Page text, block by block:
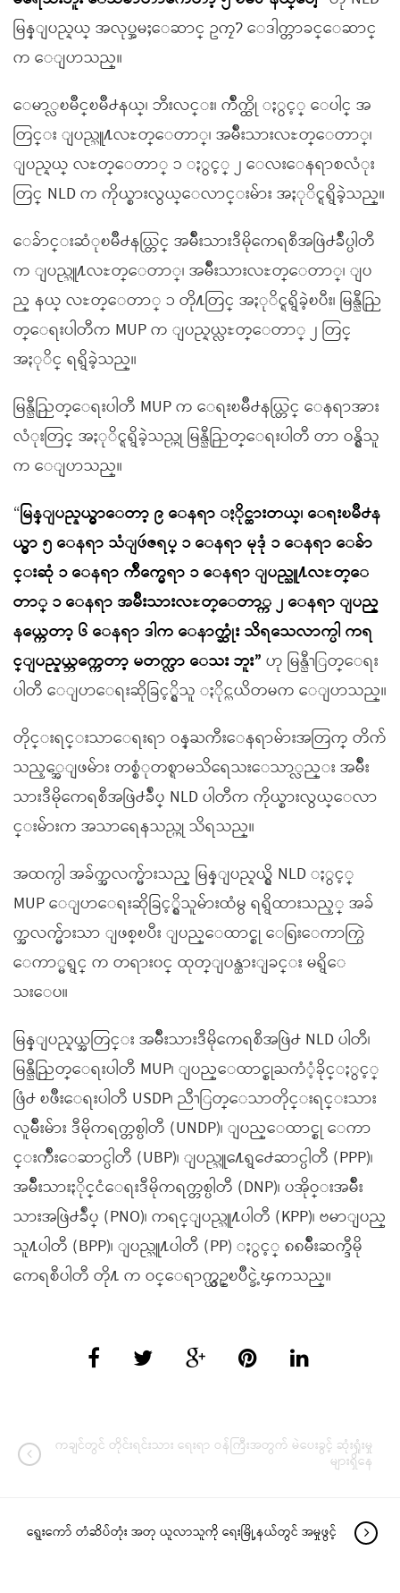
မြန္ျပည္နယ္ အလုပ္အမႈေဆာင္ ဥကၠ႒ ေဒါက္တာခင္ေဆာင္
က ေျပာသည္။
ေမာ္လၿမိဳင္ၿမိဳ႕နယ္၊ ဘီးလင္း၊ က်ိဳက္ထို ႏွင့္ ေပါင္ အ
တြင္း ျပည္သူ႔လႊတ္ေတာ္၊ အမ်ိဳးသားလႊတ္ေတာ္၊
ျပည္နယ္ လႊတ္ေတာ္ ၁ ႏွင့္ ၂ ေလးေနရာစလံုး
တြင္ NLD က ကိုယ္စားလွယ္ေလာင္းမ်ား အႏုိင္ရရွိခဲ့သည္။
ေခ်ာင္းဆံုၿမိဳ႕နယ္တြင္ အမ်ိဳးသားဒီမိုကေရစီအဖြဲ႕ခ်ဳပ္ပါတီ
က ျပည္သူ႔လႊတ္ေတာ္၊ အမ်ိဳးသားလႊတ္ေတာ္၊ ျပ
ည္ နယ္ လႊတ္ေတာ္ ၁ တို႔တြင္ အႏုိင္ရရွိခဲ့ၿပီး၊ မြန္ညီညြ
တ္ေရးပါတီက MUP က ျပည္နယ္လႊတ္ေတာ္ ၂ တြင္
အႏုိင္ ရရွိခဲ့သည္။
မြန္ညီညြတ္ေရးပါတီ MUP က ေရးၿမိဳ႕နယ္တြင္ ေနရာအား
လံုးတြင္ အႏုိင္ရရွိခဲ့သည္ဟု မြန္ညီညြတ္ေရးပါတီ တာ ဝန္ရွိသူ
က ေျပာသည္။
“မြန္ျပည္နယ္မွာေတာ့ ၉ ေနရာ ႏိုင္ထားတယ္၊ ေရးၿမိဳ႕န
ယ္မွာ ၅ ေနရာ သံျဖဴဇရပ္ ၁ ေနရာ မုဒုံ ၁ ေနရာ ေခ်ာ
င္းဆုံ ၁ ေနရာ က်ိဳက္မေရာ ၁ ေနရာ ျပည္သူ႔လႊတ္ေ
တာ္ ၁ ေနရာ အမ်ိဳးသားလႊတ္ေတာ္က ၂ ေနရာ ျပည္
နယ္ကေတာ့ ၆ ေနရာ ဒါက ေနာက္ဆုံး သိရသေလာက္ပါ ကရ
င္ျပည္နယ္ဘက္ကေတာ့ မတက္လာ ေသး ဘူး” ဟု မြန္ညီၫြတ္ေရး
ပါတီ ေျပာေရးဆိုခြင့္ရွိသူ ႏိုင္လယိတမက ေျပာသည္။
တိုင္းရင္းသာေရးရာ ဝန္ႀကီးေနရာမ်ားအတြက္ တိက်
သည့္အေျဖမ်ား တစ္စံုတစ္ရာမသိရေသးေသာ္လည္း အမ်ိဳး
သားဒီမိုကေရစီအဖြဲ႕ခ်ဳပ္ NLD ပါတီက ကိုယ္စားလွယ္ေလာ
င္းမ်ားက အသာရေနသည္ဟု သိရသည္။
အထက္ပါ အခ်က္အလက္မ်ားသည္ မြန္ျပည္နယ္ရွိ NLD ႏွင့္
MUP ေျပာေရးဆိုခြင့္ရွိသူမ်ားထံမွ ရရွိထားသည့္ အခ်
က္အလက္မ်ားသာ ျဖစ္ၿပီး ျပည္ေထာင္စု ေရြးေကာက္ပြဲ
ေကာ္မရွင္ က တရား၀င္ ထုတ္ျပန္ထားျခင္း မရွိေ
သးေပ။
မြန္ျပည္နယ္အတြင္း အမ်ိဳးသားဒီမိုကေရစီအဖြဲ႕ NLD ပါတီ၊
မြန္ညီညြတ္ေရးပါတီ MUP၊ ျပည္ေထာင္စုႀကံံ့ခိုင္ႏွင့္
ဖြံ႕ ၿဖိဳးေရးပါတီ USDP၊ ညီၫြတ္ေသာတိုင္းရင္းသား
လူမ်ိဳးမ်ား ဒီမိုကရက္တစ္ပါတီ (UNDP)၊ ျပည္ေထာင္စု ေကာ
င္းက်ိဳးေဆာင္ပါတီ (UBP)၊ ျပည္သူ႔ေရွ႕ေဆာင္ပါတီ (PPP)၊
အမ်ိဳးသားႏိုင္ငံေရးဒီမိုကရက္တစ္ပါတီ (DNP)၊ ပအိုဝ္းအမ်ိဳး
သားအဖြဲ႕ခ်ဳပ္ (PNO)၊ ကရင္ျပည္သူ႔ပါတီ (KPP)၊ ဗမာျပည္
သူ႔ပါတီ (BPP)၊ ျပည္သူ႔ပါတီ (PP) ႏွင့္ ၈၈မ်ိဳးဆက္ဒီမို
ကေရစီပါတီ တို႔ က ဝင္ေရာက္ယွဥ္ၿပိဳင္ခဲ့ၾကသည္။
ကချင်တွင် တိုင်းရင်းသား ရေးရာ ဝန်ကြီးအတွက် မဲပေးခွင့် ဆုံးရှုံးမှု
များရှိနေ
ရွေးကော် တံဆိပ်တုံး အတု ယူလာသူကို ရေးမြို့နယ်တွင် အမှုဖွင့်